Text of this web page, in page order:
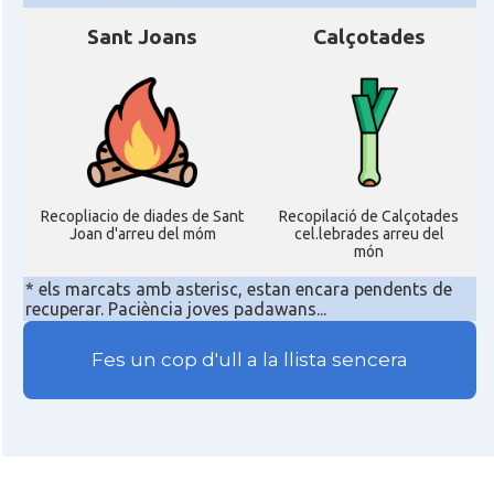
Sant Joans
Recopliacio de diades de Sant
Joan d'arreu del móm
Calçotades
Recopilació de Calçotades
cel.lebrades arreu del
món
* els marcats amb asterisc, estan encara pendents de
recuperar. Paciència joves padawans...
Fes un cop d'ull a la llista sencera